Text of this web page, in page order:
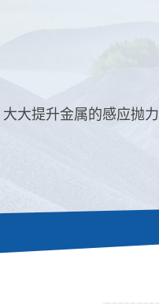
大提升金属的感应抛力